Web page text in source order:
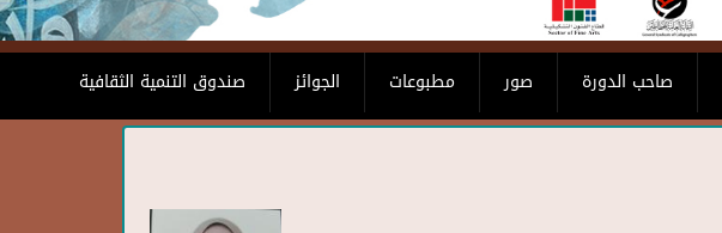
صندوق التنمية الثقافية الجوائز مطبوعات صور صاحب الدورة